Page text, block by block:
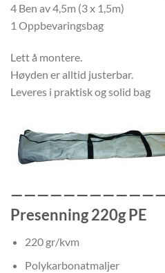
4 Ben av 4,5m (3 x 1,5m)
1 Oppbevaringsbag
Lett å montere.
Høyden er alltid justerbar.
Leveres i praktisk og solid bag
Presenning 220g PE
220 gr/kvm
Polykarbonatmaljer